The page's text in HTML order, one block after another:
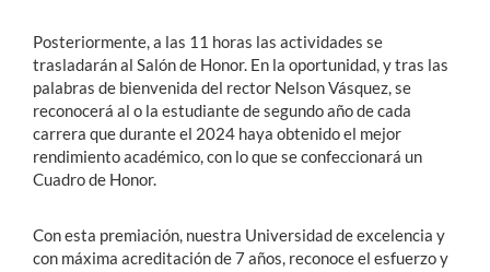
Posteriormente, a las 11 horas las actividades se
trasladarán al Salón de Honor. En la oportunidad, y tras las
palabras de bienvenida del rector Nelson Vásquez, se
reconocerá al o la estudiante de segundo año de cada
carrera que durante el 2024 haya obtenido el mejor
rendimiento académico, con lo que se confeccionará un
Cuadro de Honor.
Con esta premiación, nuestra Universidad de excelencia y
con máxima acreditación de 7 años, reconoce el esfuerzo y